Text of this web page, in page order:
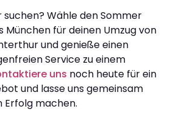
Wähle den Sommer
München für deinen Umzug von
und genieße einen
Service zu einem
uns noch heute für ein
und lasse uns gemeinsam
Erfolg machen.